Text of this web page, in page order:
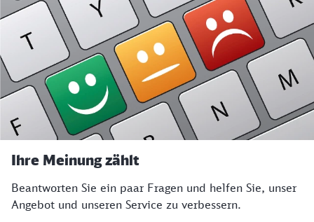
Ihre Meinung zählt
Beantworten Sie ein paar Fragen und helfen Sie, unser
Angebot und unseren Service zu verbessern.